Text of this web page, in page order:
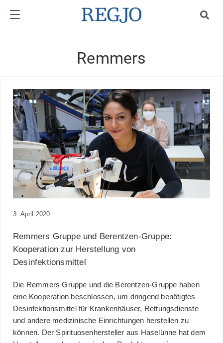
Remmers
3. April 2020
Remmers Gruppe und Berentzen-Gruppe:
Kooperation zur Herstellung von
Desinfektionsmittel
Die Remmers Gruppe und die Berentzen-Gruppe haben
eine Kooperation beschlossen, um dringend benötigtes
Desinfektionsmittel für Krankenhäuser, Rettungsdienste
und andere medizinische Einrichtungen herstellen zu
können. Der Spirituosenhersteller aus Haselünne hat dem